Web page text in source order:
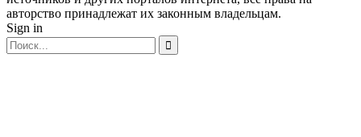
авторство принадлежат их законным владельцам.
Sign in